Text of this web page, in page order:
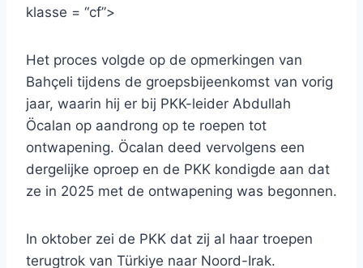
klasse = “cf”>
Het proces volgde op de opmerkingen van
Bahçeli tijdens de groepsbijeenkomst van vorig
jaar, waarin hij er bij PKK-leider Abdullah
Öcalan op aandrong op te roepen tot
ontwapening. Öcalan deed vervolgens een
dergelijke oproep en de PKK kondigde aan dat
ze in 2025 met de ontwapening was begonnen.
In oktober zei de PKK dat zij al haar troepen
terugtrok van Türkiye naar Noord-Irak.